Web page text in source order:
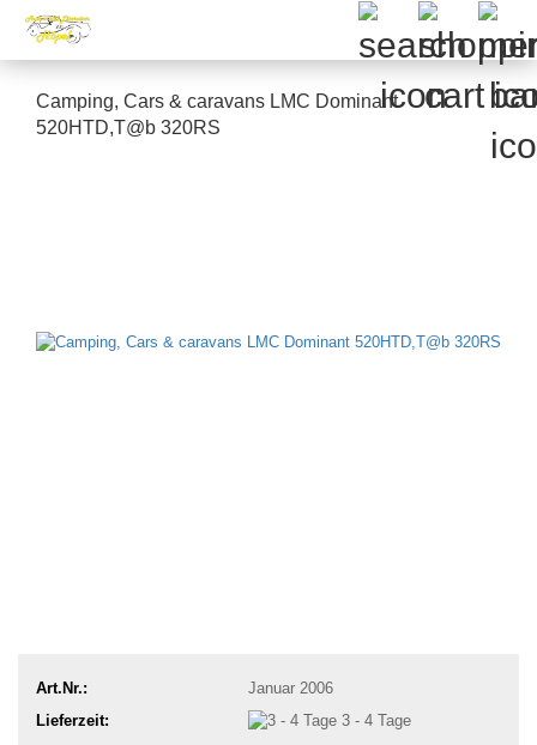
Camping, Cars & caravans LMC Dominant
520HTD,T@b 320RS
Art.Nr.:
Januar 2006
Lieferzeit:
3 - 4 Tage